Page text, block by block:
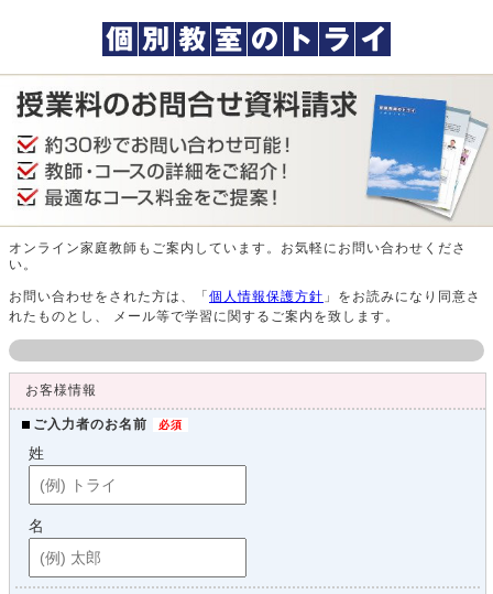
オンライン家庭教師もご案内しています。お気軽にお問い合わせくださ
い。
お問い合わせをされた方は、「個人情報保護方針 」をお読みになり同意さ
れたものとし、 メール等で学習に関するご案内を致します。
お客様情報
ご入力者のお名前
姓
名